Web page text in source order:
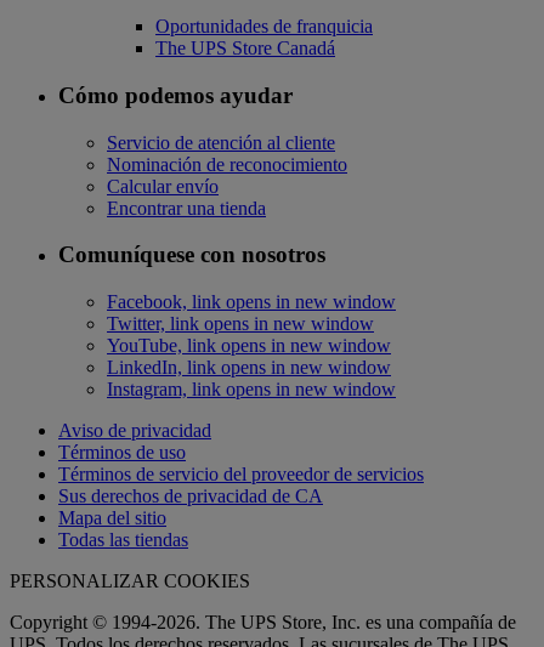
Oportunidades de franquicia
The UPS Store Canadá
Cómo podemos ayudar
Servicio de atención al cliente
Nominación de reconocimiento
Calcular envío
Encontrar una tienda
Comuníquese con nosotros
Facebook, link opens in new window
Twitter, link opens in new window
YouTube, link opens in new window
LinkedIn, link opens in new window
Instagram, link opens in new window
Aviso de privacidad
Términos de uso
Términos de servicio del proveedor de servicios
Sus derechos de privacidad de CA
Mapa del sitio
Todas las tiendas
PERSONALIZAR COOKIES
Copyright © 1994-2026. The UPS Store, Inc. es una compañía de